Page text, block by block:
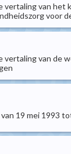
van het
voor
van de
19 mei 1993